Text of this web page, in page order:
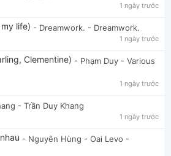
1 ngày trước
life) - Dreamwork. - Dreamwork.
1 ngày trước
Clementine) - Phạm Duy - Various
1 ngày trước
- Trần Duy Khang
1 ngày trước
- Nguyên Hùng - Oai Levo -